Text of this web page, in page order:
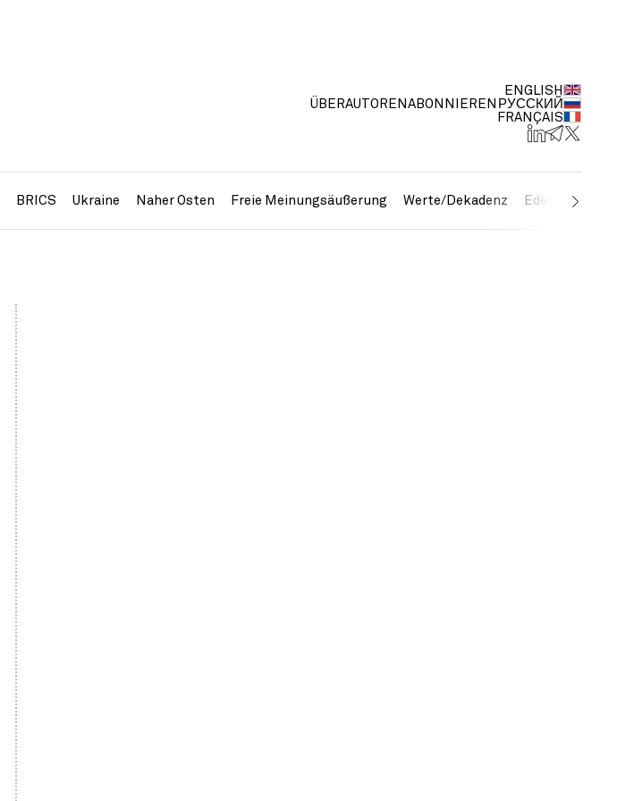
ÜBERAUTOREN ABONNIEREN
ENGLISH
РУССКИЙ
FRANÇAIS
BRICS Ukraine Naher Osten Freie Meinungsäußerung Werte/Dekadenz Edelmetalle